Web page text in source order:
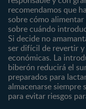
Desde 2 años
Preescolar
Escolar
Marcas
CERELAC®
GERBER®
KLIM®
NAN® 3
recomendamos que
sobre cómo
sobre cuándo
Si decide no
ser difícil de revertir
económicas. La
biberón reducirá el
preparados para
almacenarse siempre
para evitar riesgos